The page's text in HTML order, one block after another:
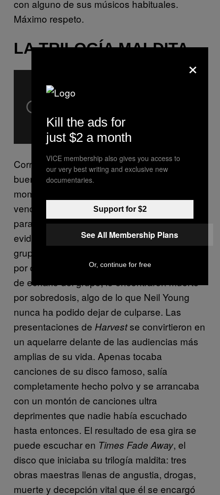
con alguno de sus músicos habituales.
Máximo respeto.
LA TRILOGÍA MALDITA
Corría el año 1972 y la vida parecía sonreír al
bueno de Neil Young. Estaba en su mejor
momento de fama, con su clásico
vendiéndose como churros y girando sin
parar. Pero durante los ensayos se hizo muy
evidente que Danny Whitten, guitarra de su
grupo, no podía continuar tocando con ellos
por culpa de su adicción a la heroína. Al poco
de echarlo del grupo, le encontraron muerto
por sobredosis, algo de lo que Neil Young
nunca ha podido dejar de culparse. Las
presentaciones de Harvestse convirtieron en
un aquelarre delante de las audiencias más
amplias de su vida. Apenas tocaba
canciones de su disco famoso, salía
completamente hecho polvo y se arrancaba
con un montón de canciones ultra
deprimentes que nadie había escuchado
hasta entonces. El resultado de esa gira se
puede escuchar en Times Fade Away, el
disco que iniciaba su trilogía maldita: tres
obras maestras llenas de angustia, drogas,
muerte y decepción vital que él se encargó
×
Kill the ads for
just $2 a month
VICE membership also gives you access to
our very best writing and exclusive new
documentaries.
Support for $2
See All Membership Plans
Or, continue for free